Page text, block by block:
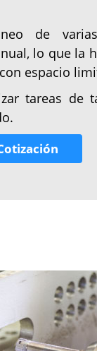
de
lo que la
espacio
tareas de